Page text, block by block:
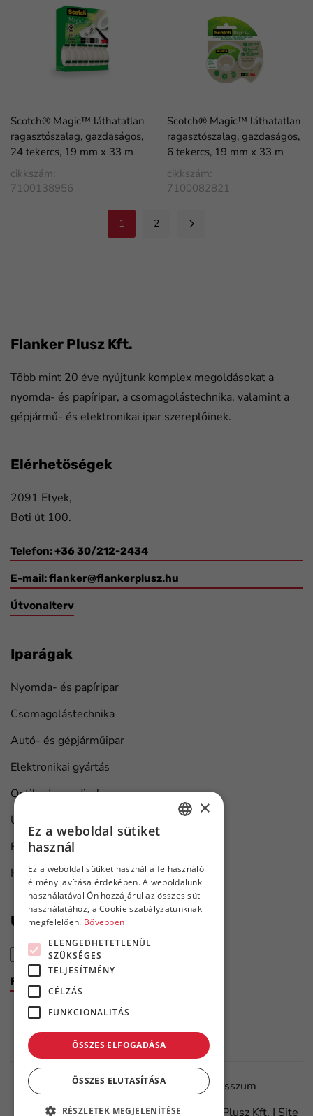
Scotch® Magic™ láthatatlan
ragasztószalag, gazdaságos,
24 tekercs, 19 mm x 33 m
cikkszám:
7100138956
Scotch® Magic™ láthatatlan
ragasztószalag, gazdaságos,
6 tekercs, 19 mm x 33 m
cikkszám:
7100082821
1 2
Flanker Plusz Kft.
Több mint 20 éve nyújtunk komplex megoldásokat a
nyomda- és papíripar, a csomagolástechnika, valamint a
gépjármű- és elektronikai ipar szereplőinek.
Elérhetőségek
2091 Etyek,
Boti út 100.
Telefon: +36 30/212-2434
E-mail:flanker@flankerplusz.hu
Útvonalterv
Iparágak
Nyomda- és papíripar
Csomagolástechnika
Autó- és gépjárműipar
Elektronikai gyártás
Optika és medical
Univerzális ipari megoldások
Bútorgyártás
Hajó karbantartás
Újdonságok első kézből
Feliratkozom a hírlevélre
2026. Minden jog fenntartva – Flanker Plusz Kft. | Site
Adatvédelmi tájékoztató Impresszum
×
Ez a weboldal sütiket
használ
Ez a weboldal sütiket használ a felhasználói
élmény javítása érdekében. A weboldalunk
használatával Ön hozzájárul az összes süti
használatához, a Cookie szabályzatunknak
megfelelően. Bővebben
ELENGEDHETETLENÜL
SZÜKSÉGES
TELJESÍTMÉNY
CÉLZÁS
FUNKCIONALITÁS
ÖSSZES ELFOGADÁSA
ÖSSZES ELUTASÍTÁSA
RÉSZLETEK MEGJELENÍTÉSE